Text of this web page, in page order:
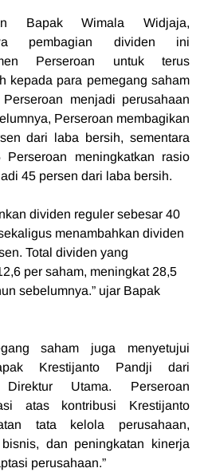
Bapak Wimala Widjaja,
pembagian dividen ini
Perseroan untuk terus
kepada para pemegang saham
menjadi perusahaan
Perseroan membagikan
dari laba bersih, sementara
meningkatkan rasio
45 persen dari laba bersih.
dividen reguler sebesar 40
menambahkan dividen
Total dividen yang
per saham, meningkat 28,5
sebelumnya.” ujar Bapak
saham juga menyetujui
Krestijanto Pandji dari
Utama. Perseroan
atas kontribusi Krestijanto
tata kelola perusahaan,
dan peningkatan kinerja
perusahaan.”